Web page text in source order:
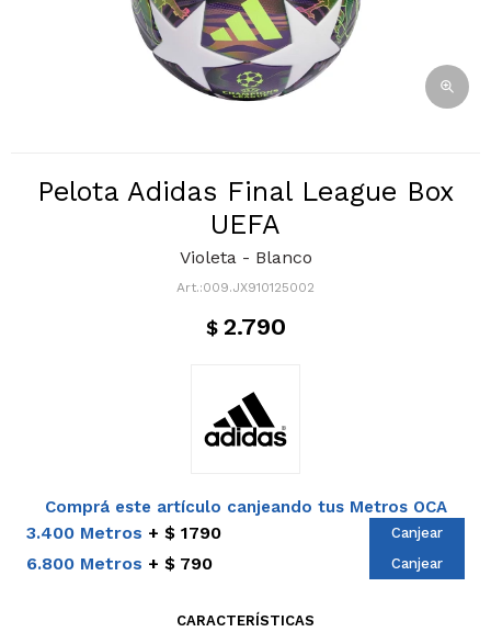
Pelota Adidas Final League Box
UEFA
Violeta - Blanco
009.JX910125002
$ 2.790
Comprá este artículo canjeando tus Metros OCA
3.400 Metros $ 1790 Canjear
6.800 Metros $ 790 Canjear
CARACTERÍSTICAS